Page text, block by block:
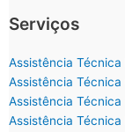
Serviços
Assistência
Assistência
Assistência
Assistência